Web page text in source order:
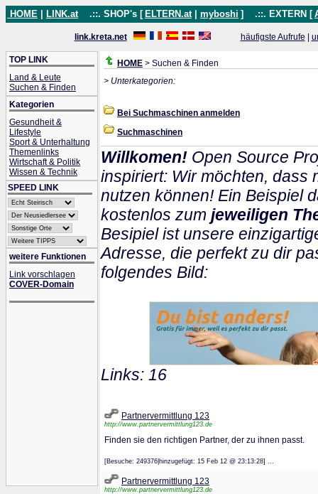
HOME LINK.at .::. SHOP's [ ELTERN.at myboshi ] .::. EXTERN [
link.kreta.net häufigste Aufrufe
TOP LINK
Land & Leute
Suchen & Finden
Kategorien
Gesundheit &
Lifestyle
Sport & Unterhaltung
Themenlinks
Wirtschaft & Politik
Wissen & Technik
SPEED LINK
weitere Funktionen
Link vorschlagen
COVER-Domain
HOME > Suchen & Finden
> Unterkategorien:
Bei Suchmaschinen anmelden
Suchmaschinen
Willkomen! Open Source
inspiriert: Wir möchten, dass
nutzen können! Ein Beispiel
kostenlos zum jeweiligen
Besipiel ist unsere
Adresse, die perfekt zu dir
folgendes Bild:
Links: 16
Partnervermittlung 123
http://www.partnervermittlung123.de
Finden sie den richtigen Partner, der zu ihnen passt.
[Besuche: 249376|hinzugefügt: 15 Feb 12 @ 23:13:28] ...
Partnervermittlung 123
http://www.partnervermittlung123.de